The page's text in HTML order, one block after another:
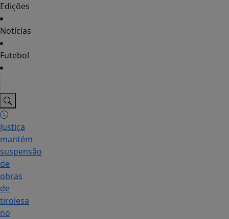
Edições
Notícias
Futebol
Justiça
mantém
suspensão
de
obras
de
tirolesa
no